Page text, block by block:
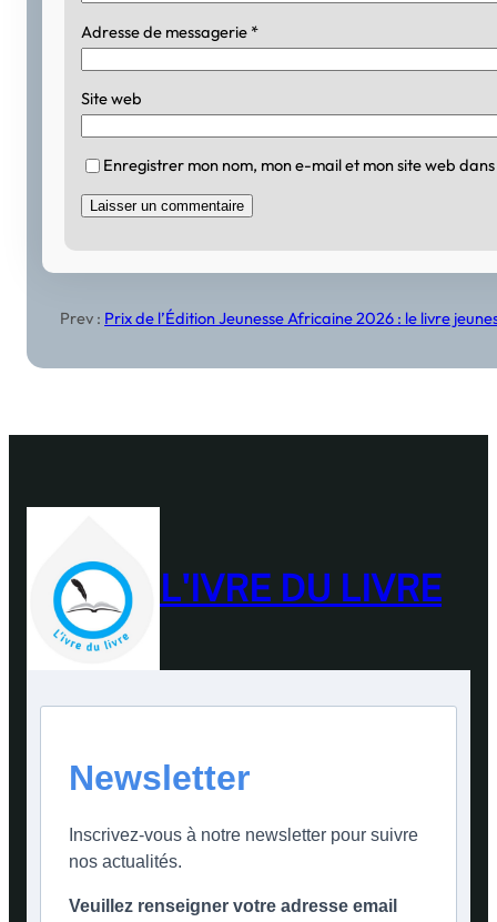
Adresse de messagerie *
Site web
Enregistrer mon nom, mon e-mail et mon site web
Prev : Prix de l’Édition Jeunesse Africaine 2026 : le livre
L'IVRE DU LIVRE
Newsletter
Inscrivez-vous à notre newsletter pour suivre
nos actualités.
Veuillez renseigner votre adresse email